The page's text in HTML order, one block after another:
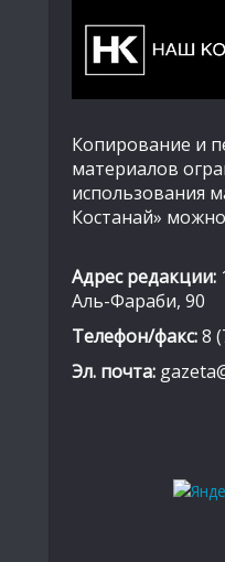
Копирование и
материалов
использования
Костанай»
Адрес редакции:
Аль-Фараби, 90
Телефон/факс:8
Эл. почта: